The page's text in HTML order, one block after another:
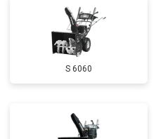
Замена маховика
Замена шины на колесном диске
Ремонт электропроводки
S 6060